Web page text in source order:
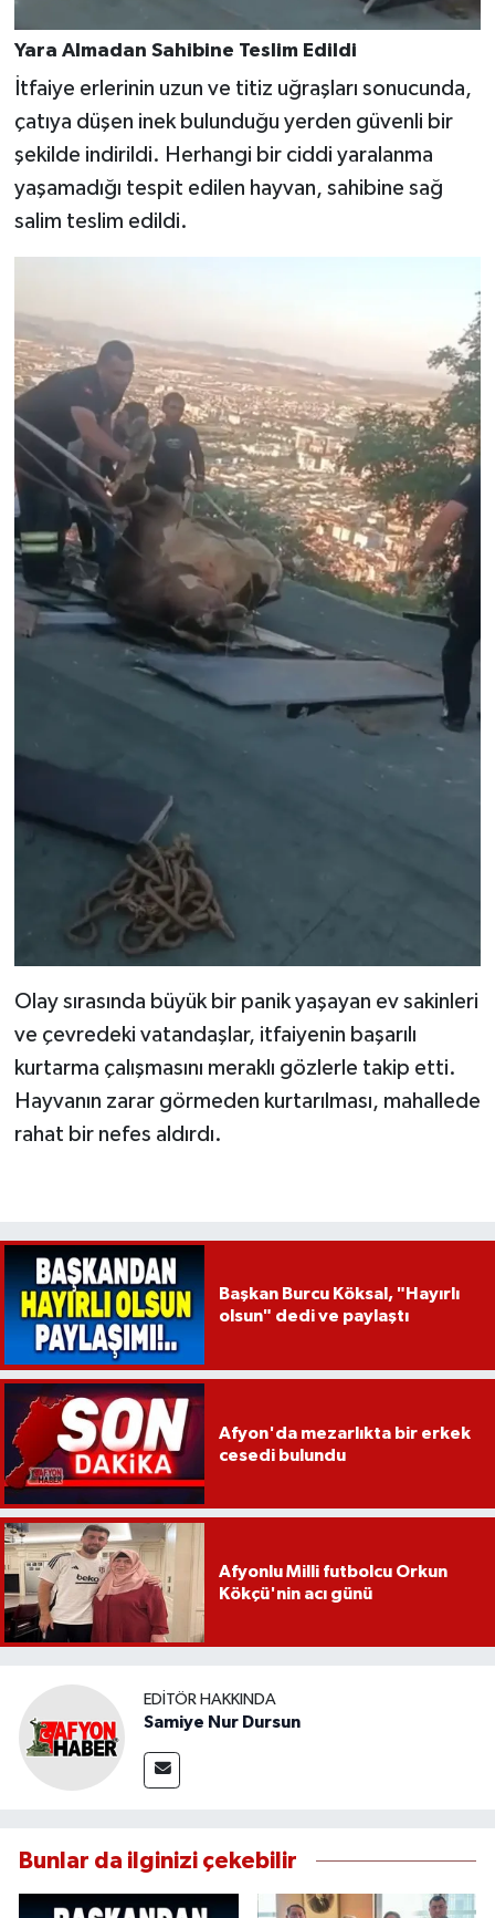
Yara Almadan Sahibine Teslim Edildi
İtfaiye erlerinin uzun ve titiz uğraşları sonucunda,
çatıya düşen inek bulunduğu yerden güvenli bir
şekilde indirildi. Herhangi bir ciddi yaralanma
yaşamadığı tespit edilen hayvan, sahibine sağ
salim teslim edildi.
Olay sırasında büyük bir panik yaşayan ev sakinleri
ve çevredeki vatandaşlar, itfaiyenin başarılı
kurtarma çalışmasını meraklı gözlerle takip etti.
Hayvanın zarar görmeden kurtarılması, mahallede
rahat bir nefes aldırdı.
Başkan Burcu Köksal, "Hayırlı
olsun" dedi ve paylaştı
Afyon'da mezarlıkta bir erkek
cesedi bulundu
Afyonlu Milli futbolcu Orkun
Kökçü'nin acı günü
EDITÖR HAKKINDA
Samiye Nur Dursun
Bunlar da ilginizi çekebilir